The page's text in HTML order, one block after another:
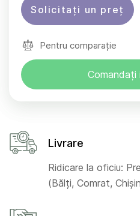
Solicitați un preț
Pentru comparație
Comandați
Livrare
Ridicare la oficiu:
(Bălți, Comrat,